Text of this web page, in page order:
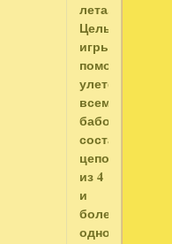
лета.
Цель
игры:
помочь
улететь
всем
бабочкам
составляя
цепочки
из 4
и
более
одного